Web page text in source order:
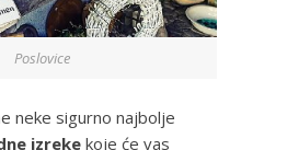
Poslovice
neke sigurno najbolje
izreke koje će vas